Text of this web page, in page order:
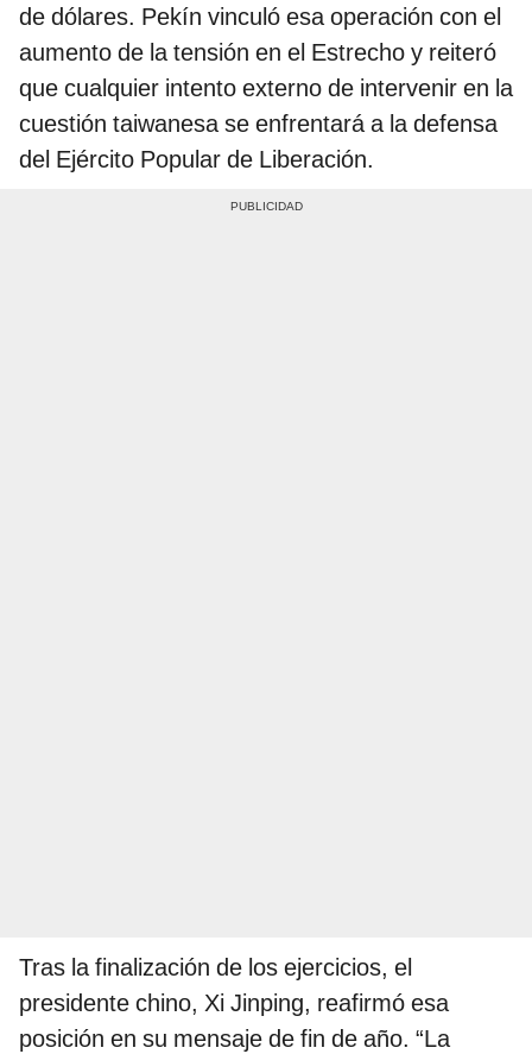
de dólares. Pekín vinculó esa operación con el
aumento de la tensión en el Estrecho y reiteró
que cualquier intento externo de intervenir en la
cuestión taiwanesa se enfrentará a la defensa
del Ejército Popular de Liberación.
Tras la finalización de los ejercicios, el
presidente chino, Xi Jinping, reafirmó esa
posición en su mensaje de fin de año. “La